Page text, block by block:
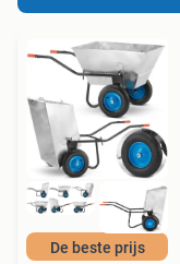
De beste prijs